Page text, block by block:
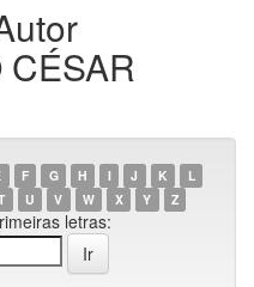
CÉSAR
F G H I J K
L
U V W X Y Z
letras: